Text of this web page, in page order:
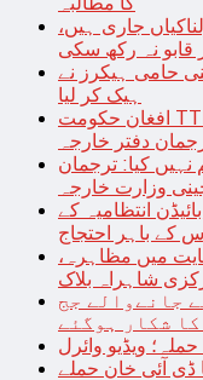
جاری ہیں،
قابو نہ رکھ سکی
حامی ہیکرز نے
ہیک کر لیا
افغان حکومت TTP قیادت کو پاکستان کے حوالے کرے،
دفتر خارجہ
نہیں کیا: ترجمان
وزارت خارجہ
انتظامیہ کے
کے باہر احتجاج
میں مظاہرہ،
شاہراہ بلاک
جانےوالے جج
شکار ہوگئے
ویڈیو وائرل
ڈی آئی خان حملے